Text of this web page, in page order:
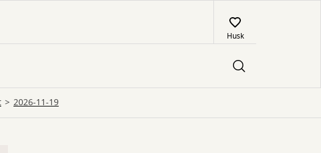
Husk
2026-11-19